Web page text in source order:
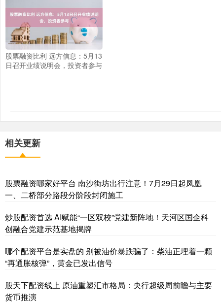
股票融资比利 远方信息：5月13
日召开业绩说明会，投资者参与
相关更新
股票融资哪家好平台 南沙街坊出行注意！7月29日起凤凰
一、二桥部分路段分阶段封闭施工
炒股配资首选 AI赋能“一区双校”党建新阵地！天河区国企科
创融合党建示范基地揭牌
哪个配资平台是实盘的 别被油价暴跌骗了：柴油正埋着一颗
“再通胀核弹”，黄金已发出信号
股天下配资线上 原油重塑汇市格局：央行超级周前瞻与主要
货币推演